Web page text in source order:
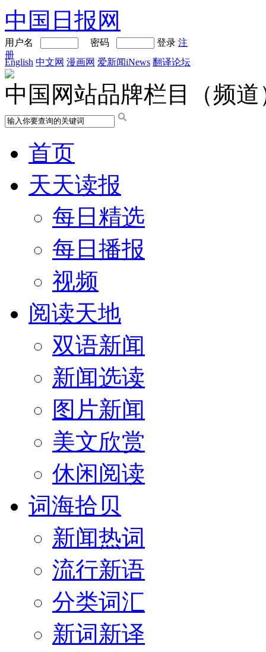
中国日报网
用户名 密码 登录 注
册
English 中文网 漫画网 爱新闻iNews 翻译论坛
中国网站品牌栏目（频道
首页
天天读报
每日精选
每日播报
视频
阅读天地
双语新闻
新闻选读
图片新闻
美文欣赏
休闲阅读
词海拾贝
新闻热词
流行新语
分类词汇
新词新译